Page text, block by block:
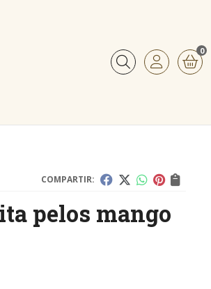
Buscar
0
COMPARTIR:
pelos mango